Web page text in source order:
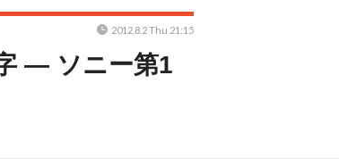
― ソニー第1
2012.8.2 Thu 21:15